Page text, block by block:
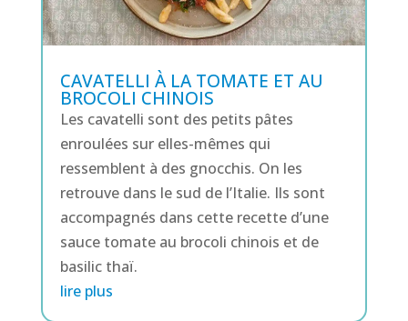
CAVATELLI À LA TOMATE ET AU
BROCOLI CHINOIS
Les cavatelli sont des petits pâtes
enroulées sur elles-mêmes qui
ressemblent à des gnocchis. On les
retrouve dans le sud de l’Italie. Ils sont
accompagnés dans cette recette d’une
sauce tomate au brocoli chinois et de
basilic thaï.
lire plus